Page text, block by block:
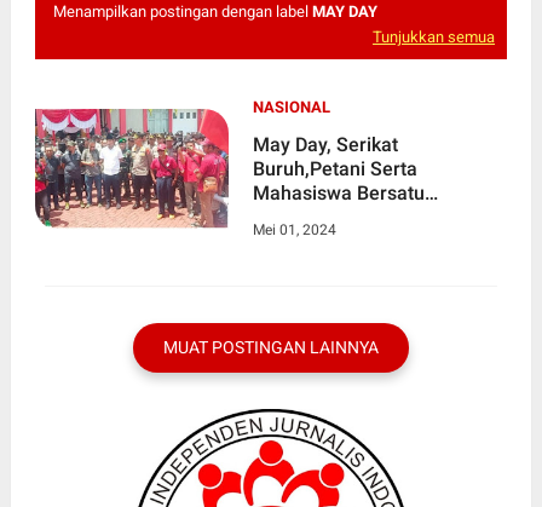
Menampilkan postingan dengan label MAY DAY
Tunjukkan semua
NASIONAL
May Day, Serikat
Buruh,Petani Serta
Mahasiswa Bersatu
Menuntut Kesejahteraan Dan
Mei 01, 2024
MUAT POSTINGAN LAINNYA